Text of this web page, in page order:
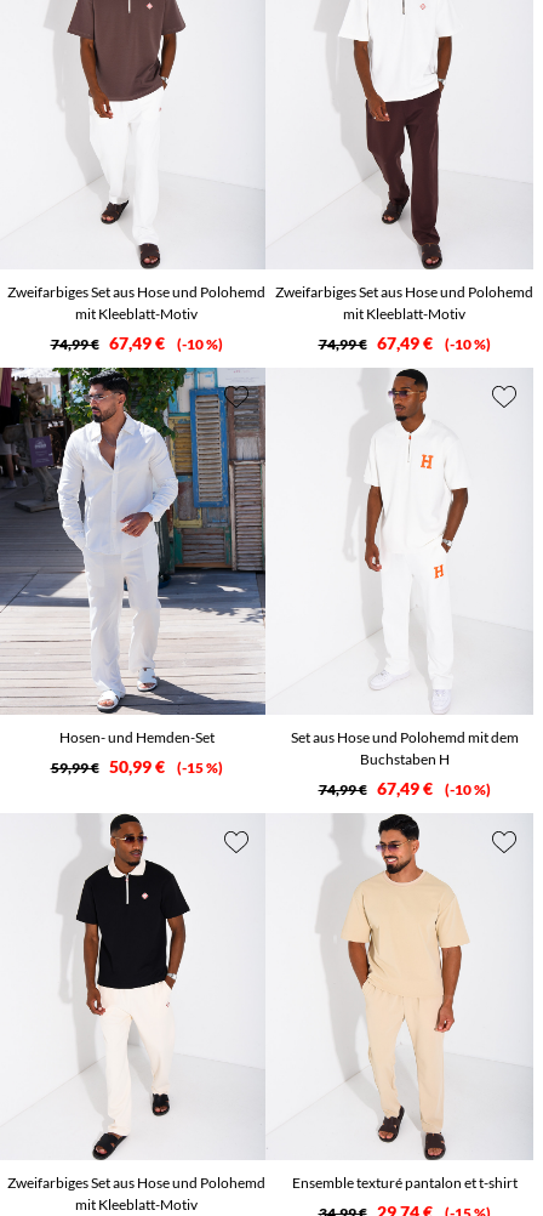
Zweifarbiges Set aus Hose und Polohemd
mit Kleeblatt-Motiv
74,99 € 67,49 € -10 %
Zweifarbiges Set aus Hose und Polohemd
mit Kleeblatt-Motiv
74,99 € 67,49 € -10 %
Hosen- und Hemden-Set
59,99 € 50,99 € -15 %
Set aus Hose und Polohemd mit dem
Buchstaben H
74,99 € 67,49 € -10 %
Zweifarbiges Set aus Hose und Polohemd
mit Kleeblatt-Motiv
Ensemble texturé pantalon et t-shirt
29,74 €